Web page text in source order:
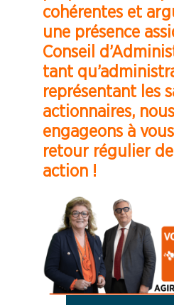
cohérentes et
une présence
Conseil
tant
représentant les
actionnaires,
engageons à
retour régulier
action !